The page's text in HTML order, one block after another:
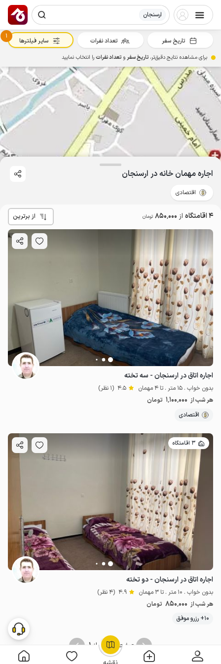
ارسنجان
850٬000ت 4.9
OpenStreetMap
اجاره مهمان خانه در ارسنجان
اقتصادی
4 اقامتگاه از 850٬000 تومان از برترین
اجاره اتاق در ارسنجان - سه تخته
بدون خواب . 15 متر . تا 4 مهمان 4.5 (1 نظر)
هر شب از 1٬100٬000 تومان
اقتصادی
3 اقامتگاه
اجاره اتاق در ارسنجان - دو تخته
بدون خواب . 10 متر . تا 3 مهمان 4.9 (4 نظر)
هر شب از 850٬000 تومان
10+ رزرو موفق
صفحه 1 از 1
تاریخ سفر تعداد نفرات
1
سایر فیلترها
برای مشاهده نتایج دقیق‌تر، تاریخ سفرو تعداد نفراترا انتخاب نمایید